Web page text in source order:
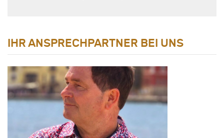
IHR ANSPRECHPARTNER BEI UNS